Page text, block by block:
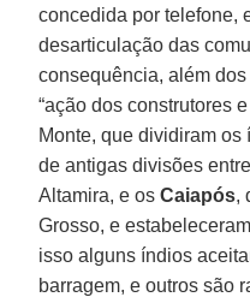
concedida por telefone,
desarticulação das
consequência, além
“ação dos construtores
Monte, que dividiram
de antigas divisões
Altamira, e osCaiapós,
Grosso, e
isso alguns índios
barragem, e outros são